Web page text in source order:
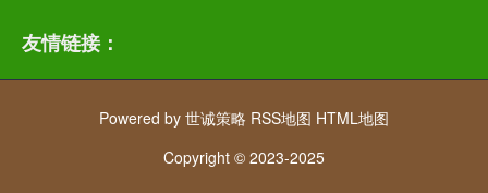
友情链接：
Powered by 世诚策略 RSS地图 HTML地图
Copyright © 2023-2025